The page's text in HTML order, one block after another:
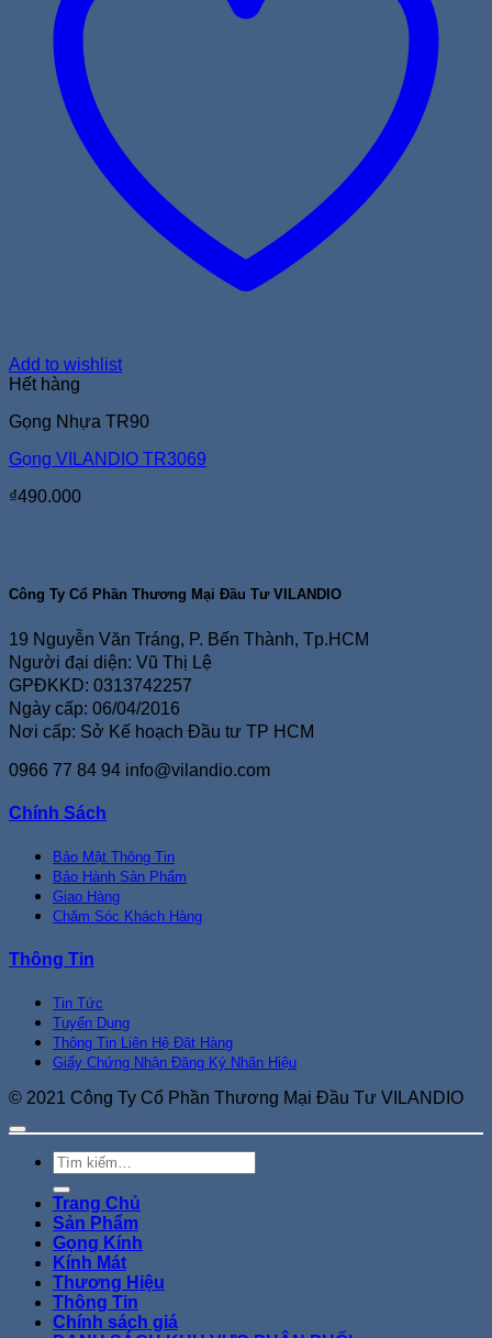
Add to wishlist
Hết hàng
Gọng Nhựa TR90
Gọng VILANDIO TR3069
₫490.000
Công Ty Cổ Phần Thương Mại Đầu Tư VILANDIO
19 Nguyễn Văn Tráng, P. Bến Thành, Tp.HCM
Người đại diện: Vũ Thị Lệ
GPĐKKD: 0313742257
Ngày cấp: 06/04/2016
Nơi cấp: Sở Kế hoạch Đầu tư TP HCM
0966 77 84 94 info@vilandio.com
Chính Sách
Bảo Mật Thông Tin
Bảo Hành Sản Phẩm
Giao Hàng
Chăm Sóc Khách Hàng
Thông Tin
Tin Tức
Tuyển Dụng
Thông Tin Liên Hệ Đặt Hàng
Giấy Chứng Nhận Đăng Ký Nhãn Hiệu
© 2021 Công Ty Cổ Phần Thương Mại Đầu Tư VILANDIO
Tìm
kiếm:
Trang Chủ
Sản Phẩm
Gọng Kính
Kính Mát
Thương Hiệu
Thông Tin
Chính sách giá